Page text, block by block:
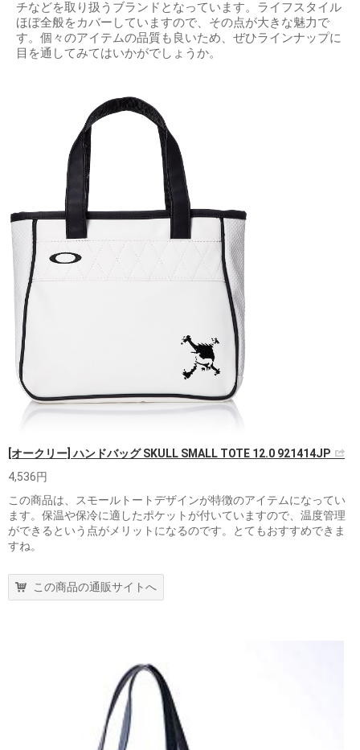
チなどを取り扱うブランドとなっています。ライフスタイル
ほぼ全般をカバーしていますので、その点が大きな魅力で
す。個々のアイテムの品質も良いため、ぜひラインナップに
目を通してみてはいかがでしょうか。
[オークリー] ハンドバッグ SKULL SMALL TOTE 12.0 921414JP
4,536円
この商品は、スモールトートデザインが特徴のアイテムになってい
ます。保温や保冷に適したポケットが付いていますので、温度管理
ができるという点がメリットになるのです。とてもおすすめできま
すね。
この商品の通販サイトへ